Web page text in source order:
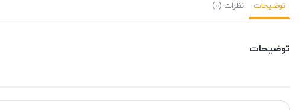
توضیحات نظرات (0)
توضیحات